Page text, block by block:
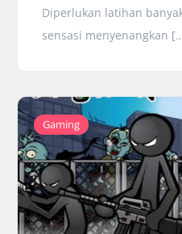
Diperlukan latihan
sensasi menyenangkan
Gaming